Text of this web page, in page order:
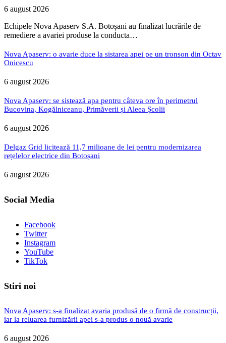
6 august 2026
Echipele Nova Apaserv S.A. Botoșani au finalizat lucrările de
remediere a avariei produse la conducta…
Nova Apaserv: o avarie duce la sistarea apei pe un tronson din Octav
Onicescu
6 august 2026
Nova Apaserv: se sistează apa pentru câteva ore în perimetrul
Bucovina, Kogălniceanu, Primăverii și Aleea Școlii
6 august 2026
Delgaz Grid licitează 11,7 milioane de lei pentru modernizarea
rețelelor electrice din Botoșani
6 august 2026
Social Media
Facebook
Twitter
Instagram
YouTube
TikTok
Stiri noi
Nova Apaserv: s-a finalizat avaria produsă de o firmă de construcții,
iar la reluarea furnizării apei s-a produs o nouă avarie
6 august 2026